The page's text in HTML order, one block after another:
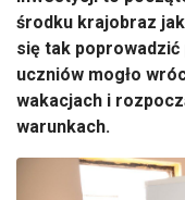
środku krajobraz
się tak
uczniów mogło wr
wakacjach i
warunkach.